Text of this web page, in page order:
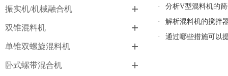
振实机/机械融合机 +
双锥混料机 +
单锥双螺旋混料机 +
卧式螺带混合机 +
·
分析V型混料机的
·
解析混料机的搅拌
·
通过哪些措施可以